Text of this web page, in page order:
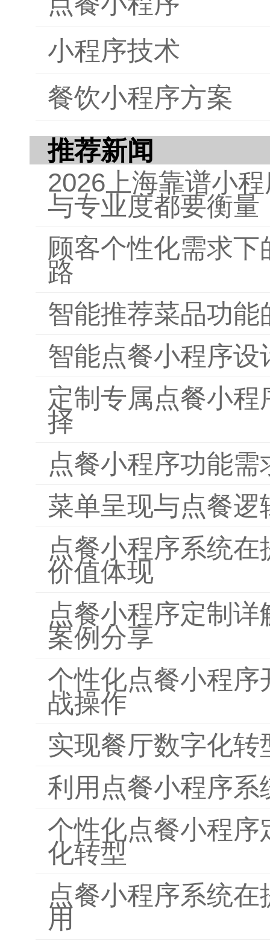
小程序技术
餐饮小程序方案
推荐新闻
2026上海靠谱小
与专业度都要衡量
顾客个性化需求
路
智能推荐菜品功
智能点餐小程序设
定制专属点餐小
择
点餐小程序功能
菜单呈现与点餐
点餐小程序系统
价值体现
点餐小程序定制
案例分享
个性化点餐小程
战操作
实现餐厅数字化
利用点餐小程序
个性化点餐小程
化转型
点餐小程序系统
用